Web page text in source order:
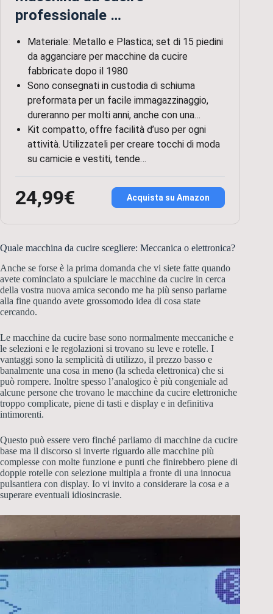
professionale …
Materiale: Metallo e Plastica; set di 15 piedini
da agganciare per macchine da cucire
fabbricate dopo il 1980
Sono consegnati in custodia di schiuma
preformata per un facile immagazzinaggio,
dureranno per molti anni, anche con una…
Kit compatto, offre facilità d’uso per ogni
attività. Utilizzateli per creare tocchi di moda
su camicie e vestiti, tende…
24,99€ Acquista su Amazon
Quale macchina da cucire scegliere: Meccanica o elettronica?
Anche se forse è la prima domanda che vi siete fatte quando
avete cominciato a spulciare le macchine da cucire in cerca
della vostra nuova amica secondo me ha più senso parlarne
alla fine quando avete grossomodo idea di cosa state
cercando.
Le macchine da cucire base sono normalmente meccaniche e
le selezioni e le regolazioni si trovano su leve e rotelle. I
vantaggi sono la semplicità di utilizzo, il prezzo basso e
banalmente una cosa in meno (la scheda elettronica) che si
può rompere. Inoltre spesso l’analogico è più congeniale ad
alcune persone che trovano le macchine da cucire elettroniche
troppo complicate, piene di tasti e display e in definitiva
intimorenti.
Questo può essere vero finché parliamo di macchine da cucire
base ma il discorso si inverte riguardo alle macchine più
complesse con molte funzione e punti che finirebbero piene di
doppie rotelle con selezione multipla a fronte di una innocua
pulsantiera con display. Io vi invito a considerare la cosa e a
superare eventuali idiosincrasie.